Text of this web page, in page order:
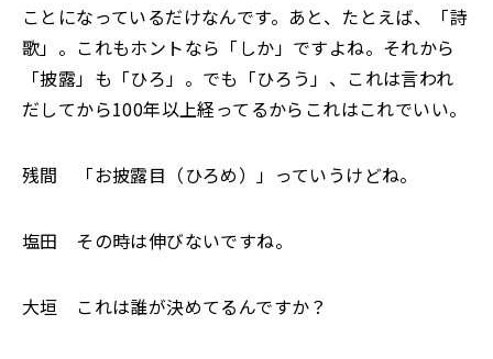
ことになっているだけなんです。あと、たとえば、「詩
歌」。これもホントなら「しか」ですよね。それから
「披露」も「ひろ」。でも「ひろう」、これは言われ
だしてから100年以上経ってるからこれはこれでいい。
残間 「お披露目（ひろめ）」っていうけどね。
塩田 その時は伸びないですね。
大垣 これは誰が決めてるんですか？